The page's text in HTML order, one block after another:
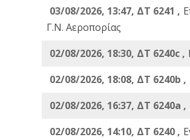
03/08/2026, 13:47, ΔΤ 6241 ,
Γ.Ν. Αεροπορίας
02/08/2026, 18:30, ΔΤ 6240c ,
02/08/2026, 18:08, ΔΤ 6240b ,
02/08/2026, 16:37, ΔΤ 6240a ,
02/08/2026, 14:10, ΔΤ 6240 ,